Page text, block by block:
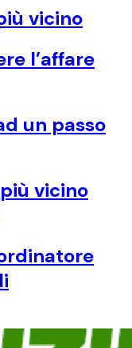
vicino
l’affare
un passo
vicino